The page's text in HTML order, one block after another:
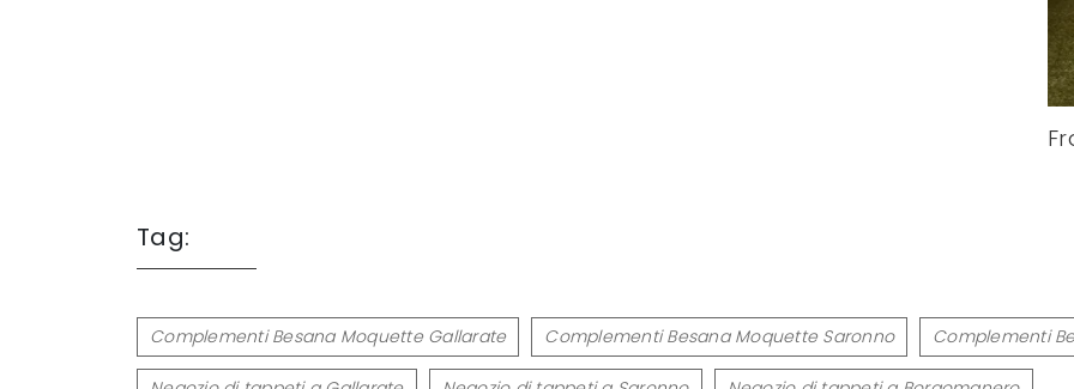
Tag:
Complementi Besana Moquette Gallarate Complementi Besana Moquette Saronno Complementi